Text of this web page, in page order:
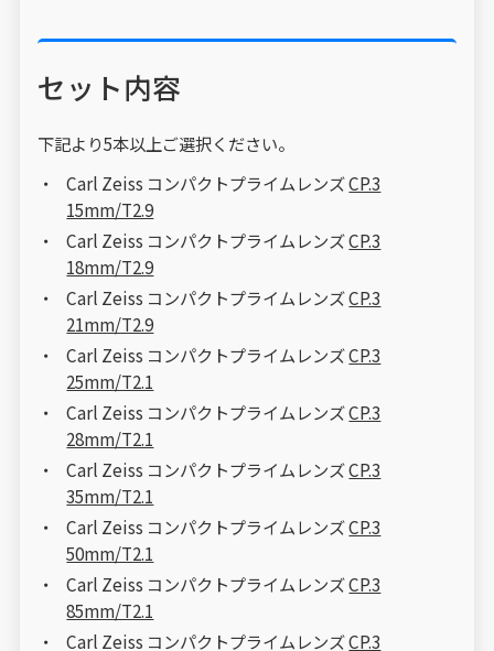
セット内容
下記より5本以上ご選択ください。
Carl Zeiss コンパクトプライムレンズCP.3
15mm/T2.9
Carl Zeiss コンパクトプライムレンズCP.3
18mm/T2.9
Carl Zeiss コンパクトプライムレンズCP.3
21mm/T2.9
Carl Zeiss コンパクトプライムレンズCP.3
25mm/T2.1
Carl Zeiss コンパクトプライムレンズCP.3
28mm/T2.1
Carl Zeiss コンパクトプライムレンズCP.3
35mm/T2.1
Carl Zeiss コンパクトプライムレンズCP.3
50mm/T2.1
Carl Zeiss コンパクトプライムレンズCP.3
85mm/T2.1
Carl Zeiss コンパクトプライムレンズCP.3